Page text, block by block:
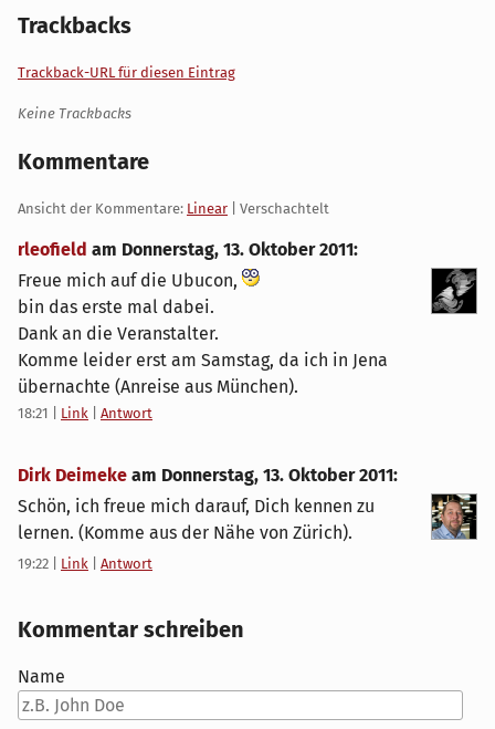
Trackbacks
Trackback-URL für diesen Eintrag
Keine Trackbacks
Kommentare
Ansicht der Kommentare: Linear | Verschachtelt
rleofield am Donnerstag, 13. Oktober 2011:
Freue mich auf die Ubucon,
bin das erste mal dabei.
Dank an die Veranstalter.
Komme leider erst am Samstag, da ich in Jena
übernachte (Anreise aus München).
18:21 Link Antwort
Dirk Deimeke am Donnerstag, 13. Oktober 2011:
Schön, ich freue mich darauf, Dich kennen zu
lernen. (Komme aus der Nähe von Zürich).
19:22 Link Antwort
Kommentar schreiben
Name